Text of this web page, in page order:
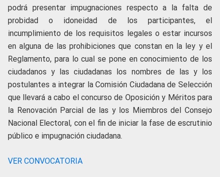
podrá presentar impugnaciones respecto a la falta de
probidad o idoneidad de los participantes, el
incumplimiento de los requisitos legales o estar incursos
en alguna de las prohibiciones que constan en la ley y el
Reglamento, para lo cual se pone en conocimiento de los
ciudadanos y las ciudadanas los nombres de las y los
postulantes a integrar la Comisión Ciudadana de Selección
que llevará a cabo el concurso de Oposición y Méritos para
la Renovación Parcial de las y los Miembros del Consejo
Nacional Electoral, con el fin de iniciar la fase de escrutinio
público e impugnación ciudadana.
VER CONVOCATORIA